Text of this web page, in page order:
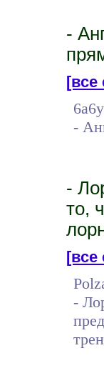
-
[все
-
-
то,
[все
-